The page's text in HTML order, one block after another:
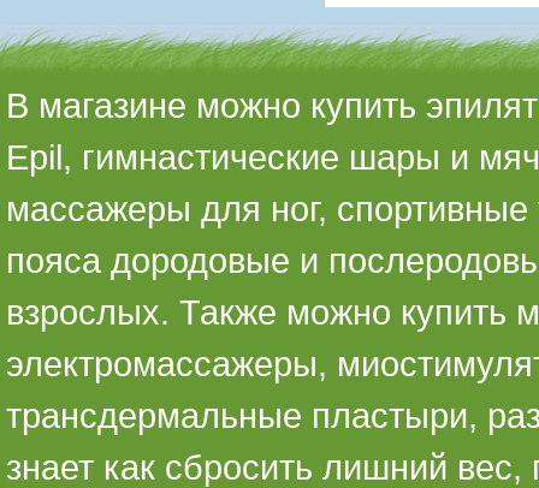
В магазине можно купить
Epil, гимнастические шары и
массажеры для ног,
пояса дородовые и
взрослых. Также можно купить
электромассажеры,
трансдермальные пластыри,
знает как сбросить лишний